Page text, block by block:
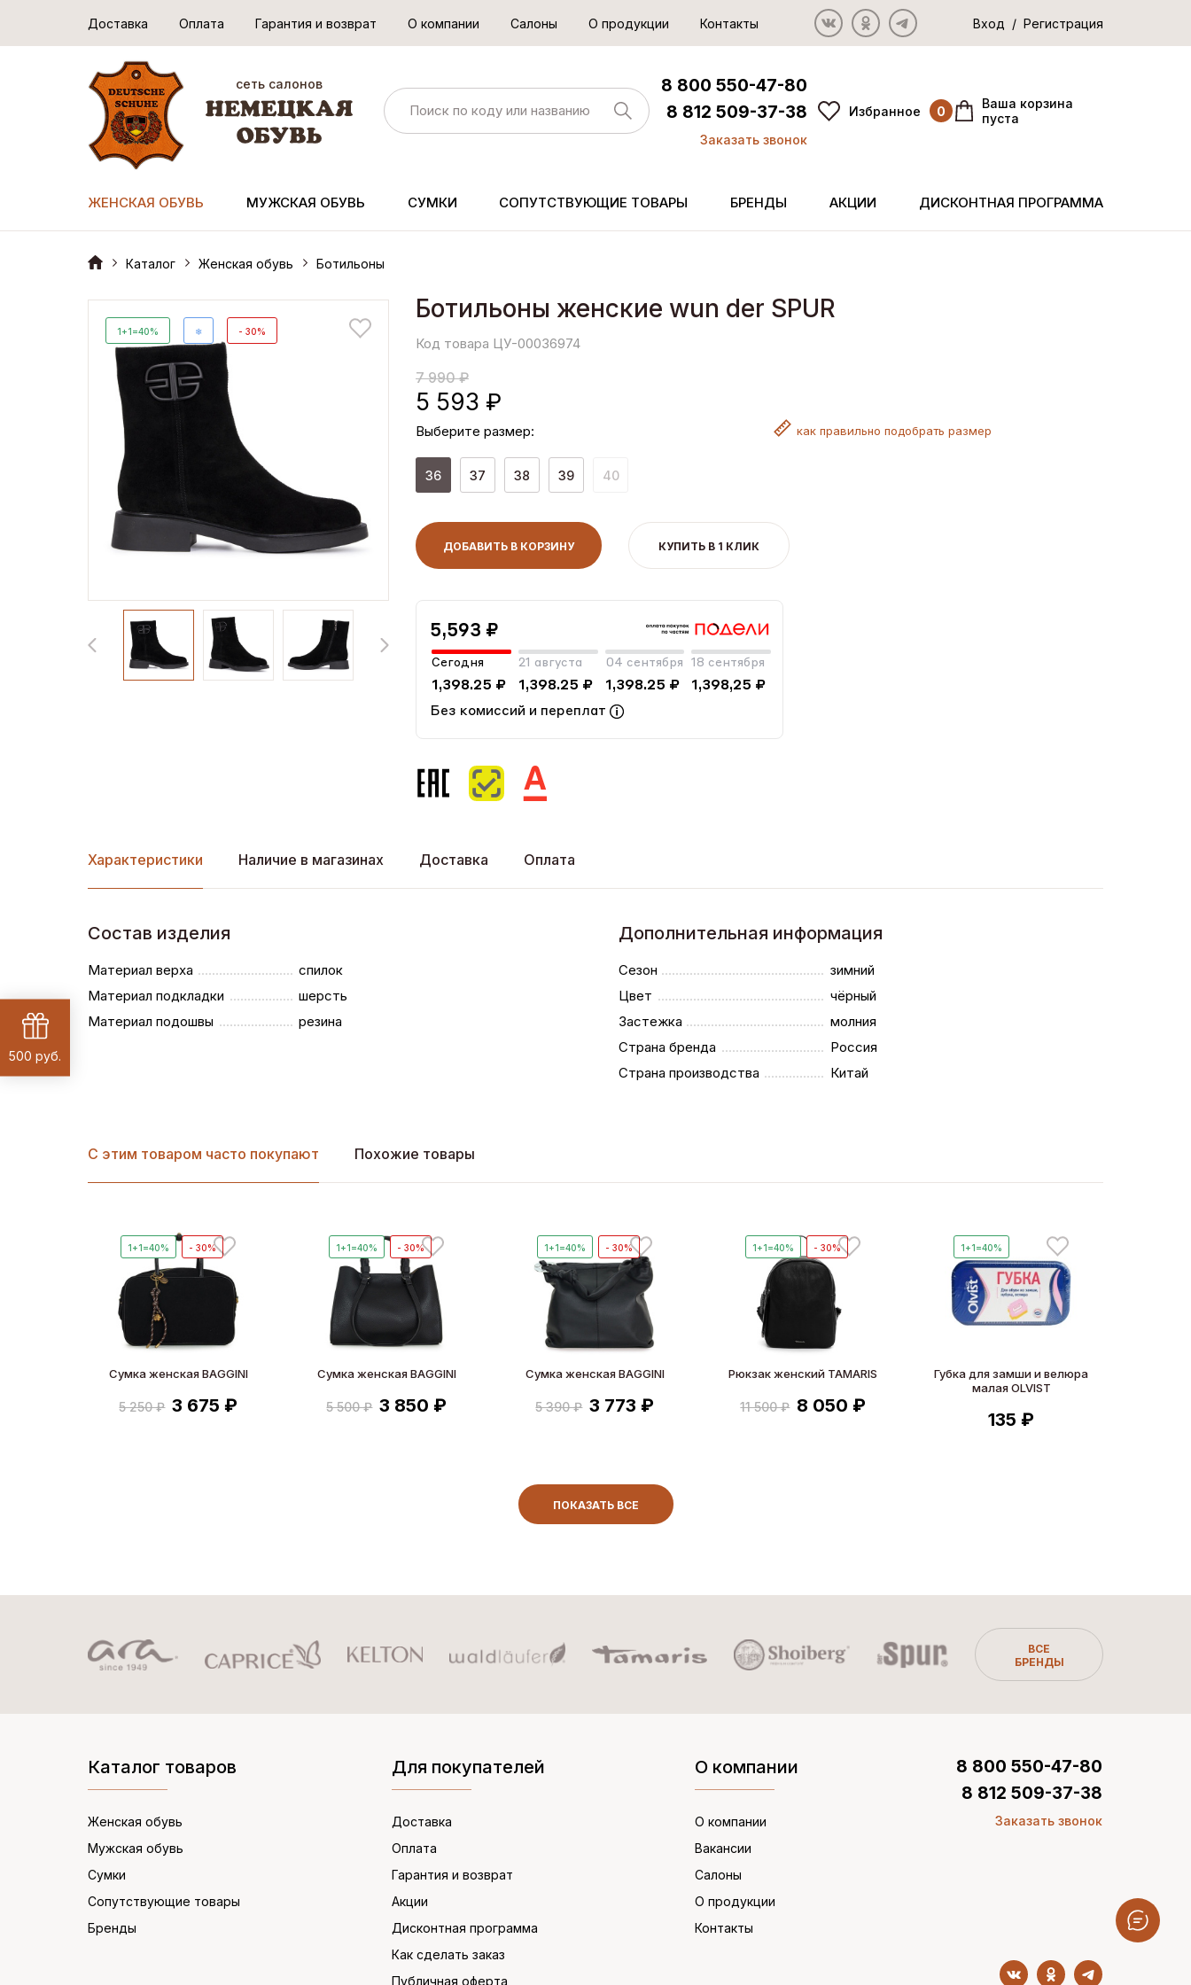
Доставка Оплата Гарантия и возврат О компании Салоны О продукции Контакты Вход / Регистрация
сеть салонов
8 800 550-47-80
8 812 509-37-38
Заказать звонок
Избранное 0
Ваша корзина
пуста
ЖЕНСКАЯ ОБУВЬ МУЖСКАЯ ОБУВЬ СУМКИ СОПУТСТВУЮЩИЕ ТОВАРЫ БРЕНДЫ АКЦИИ ДИСКОНТНАЯ ПРОГРАММА
Каталог Женская обувь Ботильоны
1+1=40% ❄ - 30%
Ботильоны женские wun der SPUR
Код товара ЦУ-00036974
7 990 ₽
5 593 ₽
Выберите размер: как правильно подобрать размер
36 37 38 39 40
ДОБАВИТЬ В КОРЗИНУ КУПИТЬ В 1 КЛИК
5,593 ₽
Сегодня
1,398.25 ₽
21 августа
1,398.25 ₽
04 сентября
1,398.25 ₽
18 сентября
1,398,25 ₽
Без комиссий и переплат
Характеристики Наличие в магазинах Доставка Оплата
Состав изделия
Материал верха
спилок
Материал подкладки
шерсть
Материал подошвы
резина
Дополнительная информация
Сезон
зимний
Цвет
чёрный
Застежка
молния
Страна бренда
Россия
Страна производства
Китай
С этим товаром часто покупают Похожие товары
1+1=40% - 30%
Сумка женская BAGGINI
5 250 ₽ 3 675 ₽
1+1=40% - 30%
Сумка женская BAGGINI
5 500 ₽ 3 850 ₽
1+1=40% - 30%
Сумка женская BAGGINI
5 390 ₽ 3 773 ₽
1+1=40% - 30%
Рюкзак женский TAMARIS
11 500 ₽ 8 050 ₽
1+1=40%
Губка для замши и велюра
малая OLVIST
135 ₽
ПОКАЗАТЬ ВСЕ
ВСЕ
БРЕНДЫ
Каталог товаров
Женская обувь
Мужская обувь
Сумки
Сопутствующие товары
Бренды
Для покупателей
Доставка
Оплата
Гарантия и возврат
Акции
Дисконтная программа
Как сделать заказ
Публичная оферта
О компании
О компании
Вакансии
Салоны
О продукции
Контакты
8 800 550-47-80
8 812 509-37-38
Заказать звонок
500 руб.